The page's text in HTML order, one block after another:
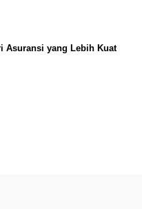
Asuransi yang Lebih Kuat